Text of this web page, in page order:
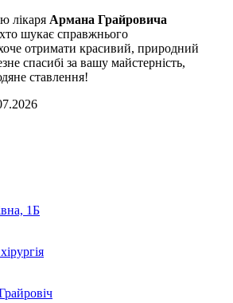
лікаря Армана Грайровича
шукає справжнього
отримати красивий, природний
спасибі за вашу майстерність,
ставлення!
1Б